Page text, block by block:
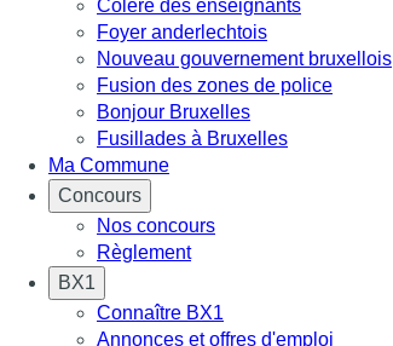
Colère des enseignants
Foyer anderlechtois
Nouveau gouvernement bruxellois
Fusion des zones de police
Bonjour Bruxelles
Fusillades à Bruxelles
Ma Commune
Concours
Nos concours
Règlement
BX1
Connaître BX1
Annonces et offres d'emploi